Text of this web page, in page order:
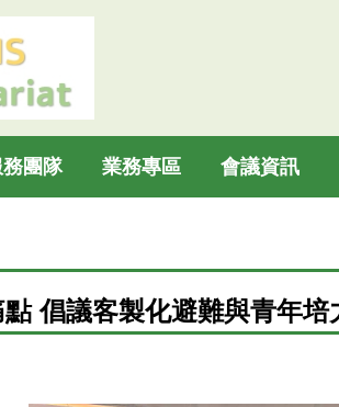
務團隊 業務專區 會議資訊
倡議客製化避難與青年培